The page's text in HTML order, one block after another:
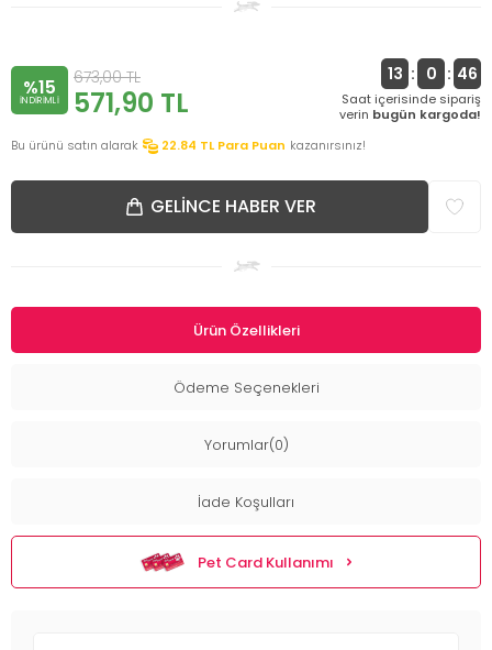
%15
INDIRIMLI
673,00TL
571,90 TL
13 : 0 : 46
Saat içerisinde sipariş
verin bugün kargoda!
Bu ürünü satın alarak
22.84 TL Para Puan kazanırsınız!
GELINCE HABER VER
Ürün Özellikleri
Ödeme Seçenekleri
Yorumlar(0)
İade Koşulları
Pet Card Kullanımı